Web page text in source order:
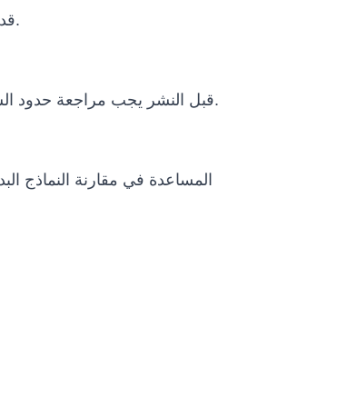
قد تشمل المشاريع الدولية التغليف، النقل، وثائق الاستيراد، متطلبات الطاقة، التدريب عن بعد، دعم التشغيل وخطة الصيانة.
قبل النشر يجب مراجعة حدود السرعة، مناطق التشغيل، الإيقاف الطارئ، الإشراف البشري، سياسات البيانات، الظروف البيئية ومتطلبات الامتثال المحلية.